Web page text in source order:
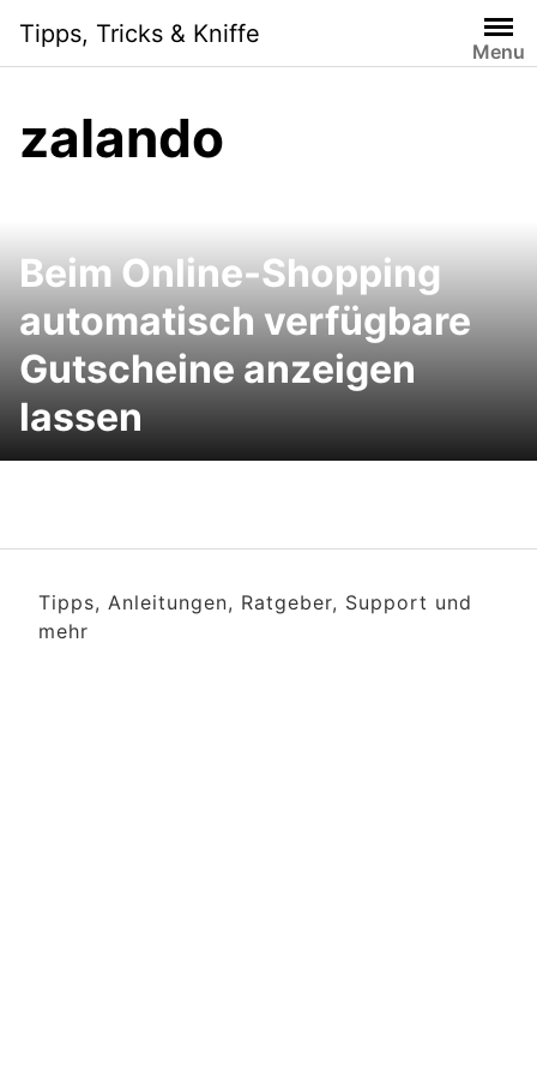
content
Tipps, Tricks & Kniffe
Menu
zalando
Beim Online-Shopping
automatisch verfügbare
Gutscheine anzeigen
lassen
Tipps, Anleitungen, Ratgeber, Support und
mehr